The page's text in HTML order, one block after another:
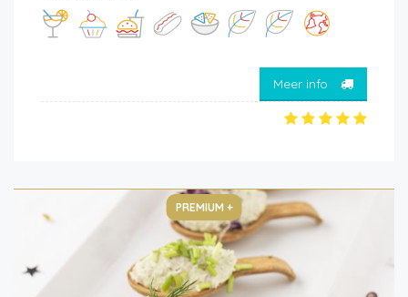
Meer info
PREMIUM +